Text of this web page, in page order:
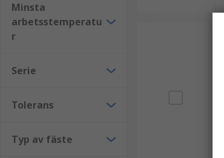
Minsta
arbetsstemperatu
r
Serie
Tolerans
Typ av fäste